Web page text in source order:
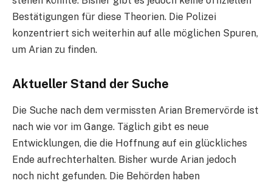
Bestätigungen für diese Theorien. Die Polizei
konzentriert sich weiterhin auf alle möglichen Spuren,
um Arian zu finden.
Aktueller Stand der Suche
Die Suche nach dem vermissten Arian Bremervörde ist
nach wie vor im Gange. Täglich gibt es neue
Entwicklungen, die die Hoffnung auf ein glückliches
Ende aufrechterhalten. Bisher wurde Arian jedoch
noch nicht gefunden. Die Behörden haben